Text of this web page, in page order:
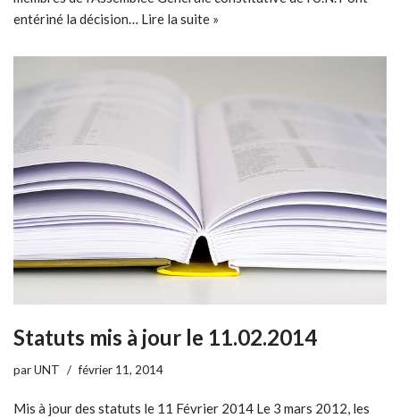
entériné la décision… Lire la suite »
Statuts mis à jour le 11.02.2014
parUNT février 11, 2014
Mis à jour des statuts le 11 Février 2014 Le 3 mars 2012, les